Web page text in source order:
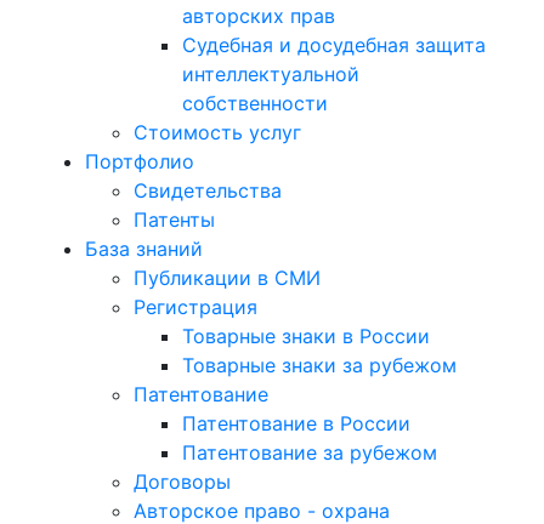
авторских прав
Судебная и досудебная защита
интеллектуальной
собственности
Стоимость услуг
Портфолио
Свидетельства
Патенты
База знаний
Публикации в СМИ
Регистрация
Товарные знаки в России
Товарные знаки за рубежом
Патентование
Патентование в России
Патентование за рубежом
Договоры
Авторское право - охрана